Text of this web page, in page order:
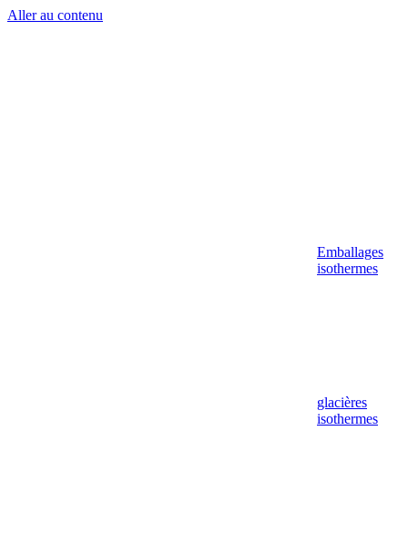
Aller au contenu
Emballages
isothermes
glacières
isothermes